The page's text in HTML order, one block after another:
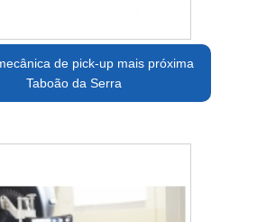
de pick-up mais próxima
Taboão da Serra